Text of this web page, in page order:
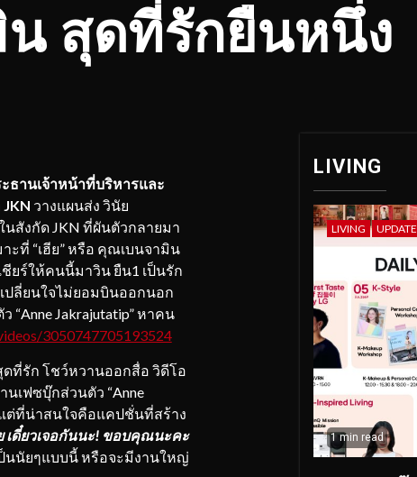
น สุดที่รักยืนหนึ่ง
ธานเจ้าหน้าที่บริหารและ
วางแผนส่ง วินัย
สังกัด JKN ที่ผันตัวกลายมา
ะที่ “เฮีย” หรือ คุณเบนจามิน
ยร์ให้คนนี้มาวิน ยืน1 เป็นรัก
ปลี่ยนใจไม่ยอมบินออกนอก
Jakrajutatip” หาคน
3050747705193524
ดที่รัก โชว์หวานออกสื่อ วิดีโอ
เฟซบุ๊กส่วนตัว “Anne
ต่ที่น่าสนใจคือแคปชั่นที่สร้าง
เดี๋ยวเจอกันนะ! ขอบคุณนะคะ
นัยๆแบบนี้ หรือจะมีงานใหญ่
LIVING
LIVING UPDATE
1 min read